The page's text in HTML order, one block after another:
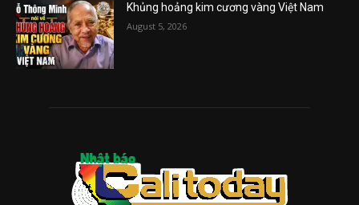
Khủng hoảng kim cương vàng Việt Nam
August 5, 2026